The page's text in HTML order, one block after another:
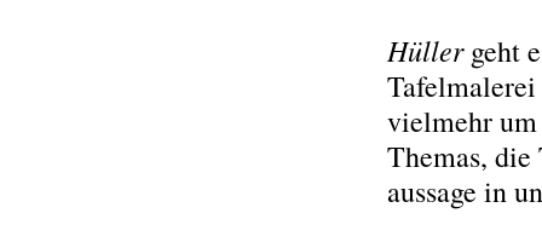
Hüllergeht
vielmehr
Themas,
aussage in